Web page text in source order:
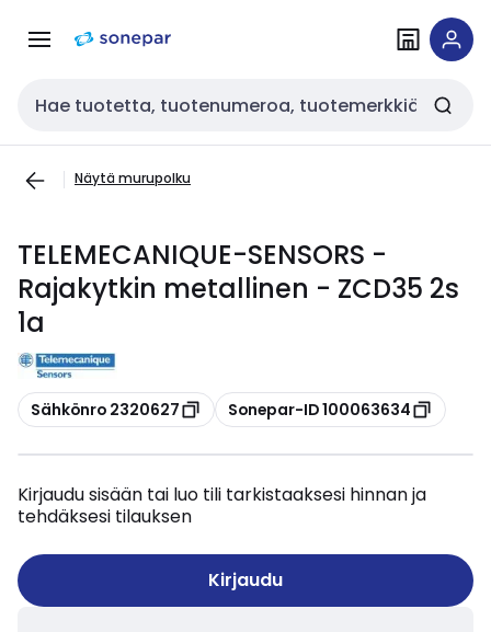
navigointiinsisältöön
Haku
Näytä murupolku
TELEMECANIQUE-SENSORS -
Rajakytkin metallinen - ZCD35 2s
1a
Kopioi
Sähkönro 2320627 Kopioi
Sonepar-ID 100063634
Kirjaudu sisään tai luo tili tarkistaaksesi hinnan ja
tehdäksesi tilauksen
Kirjaudu